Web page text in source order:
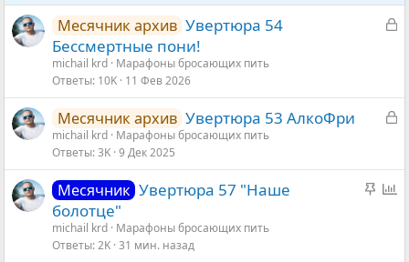
З
ы
т
Месячник архив Увертюра 54
Бессмертные пони!
michail krd Марафоны бросающих пить
Ответы 10K 11 Фев 2026
З
р
ы
Месячник архив Увертюра 53 АлкоФри
michail krd Марафоны бросающих пить
Ответы 3K 9 Дек 2025
З
О
Месячник Увертюра 57 "Наше
болотце"
michail krd Марафоны бросающих пить
Ответы 2K 31 мин. назад